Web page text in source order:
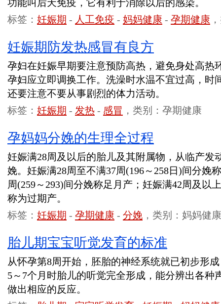
功能叫后天免疫，它有利于消除以后的感染。
标签： 妊娠期 - 人工免疫 - 妈妈健康 - 孕期健康
妊娠期防发热感冒有良方
孕妇在妊娠早期要注意预防高热，避免身处高热
孕妇应立即调换工作。洗澡时水温不宜过高，时
还要注意不要从事剧烈的体力活动。
标签： 妊娠期 - 发热 - 感冒 ，类别：孕期健康
孕妈妈分娩的生理全过程
妊娠满28周及以后的胎儿及其附属物，从临产发
娩。妊娠满28周至不满37周(196～258日)间分娩
周(259～293)间分娩称足月产；妊娠满42周及以
称为过期产。
标签： 妊娠期 - 孕期健康 - 分娩 ，类别：妈妈健康
胎儿期宝宝听觉发育的标准
从怀孕第8周开始，胚胎的神经系统就已初步形
5～7个月时胎儿的听觉完全形成，能分辨出各种
做出相应的反应。